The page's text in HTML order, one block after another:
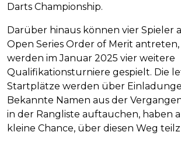
Darts Championship.
Darüber hinaus können vier Spieler
Open Series Order of Merit
werden im Januar 2025 vier weitere
Qualifikationsturniere gespielt. Die
Startplätze werden über
Bekannte Namen aus der
in der Rangliste auftauchen, haben
kleine Chance, über diesen Weg